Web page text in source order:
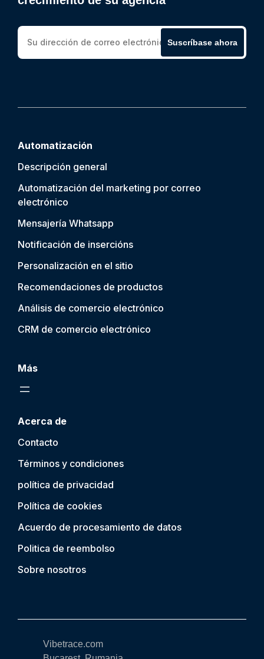
Suscríbase ahora
Automatización
Descripción general
Automatización del marketing por correo
electrónico
Mensajería Whatsapp
Notificación de insercións
Personalización en el sitio
Recomendaciones de productos
Análisis de comercio electrónico
CRM de comercio electrónico
Más
Acerca de
Contacto
Términos y condiciones
política de privacidad
Política de cookies
Acuerdo de procesamiento de datos
Politica de reembolso
Sobre nosotros
Vibetrace.com